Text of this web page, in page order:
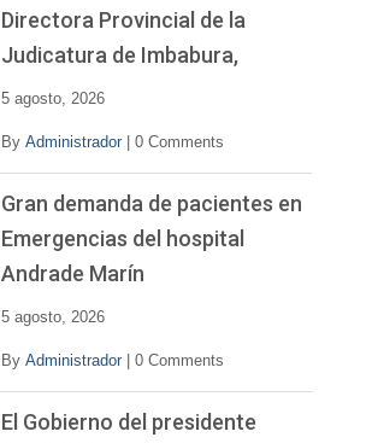
Directora Provincial de la
Judicatura de Imbabura,
5 agosto, 2026
By Administrador 0 Comments
Gran demanda de pacientes en
Emergencias del hospital
Andrade Marín
5 agosto, 2026
By Administrador 0 Comments
El Gobierno del presidente